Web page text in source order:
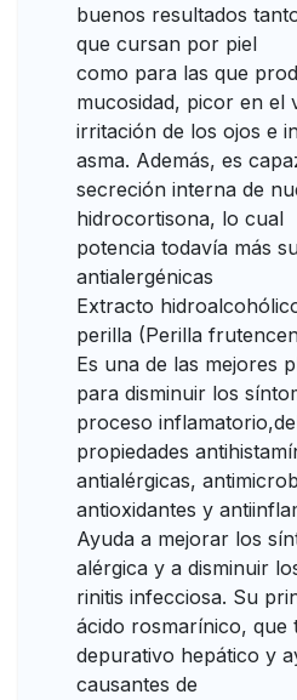
buenos resultados
que cursan por piel
como para las que
mucosidad, picor en el
irritación de los ojos e
asma. Además, es
secreción interna de
hidrocortisona, lo cual
potencia todavía más
antialergénicas
Extracto
perilla (Perilla
Es una de las mejores
para disminuir los
proceso
propiedades
antialérgicas,
antioxidantes y
Ayuda a mejorar los
alérgica y a disminuir
rinitis infecciosa. Su
ácido rosmarínico, que
depurativo hepático y
causantes de